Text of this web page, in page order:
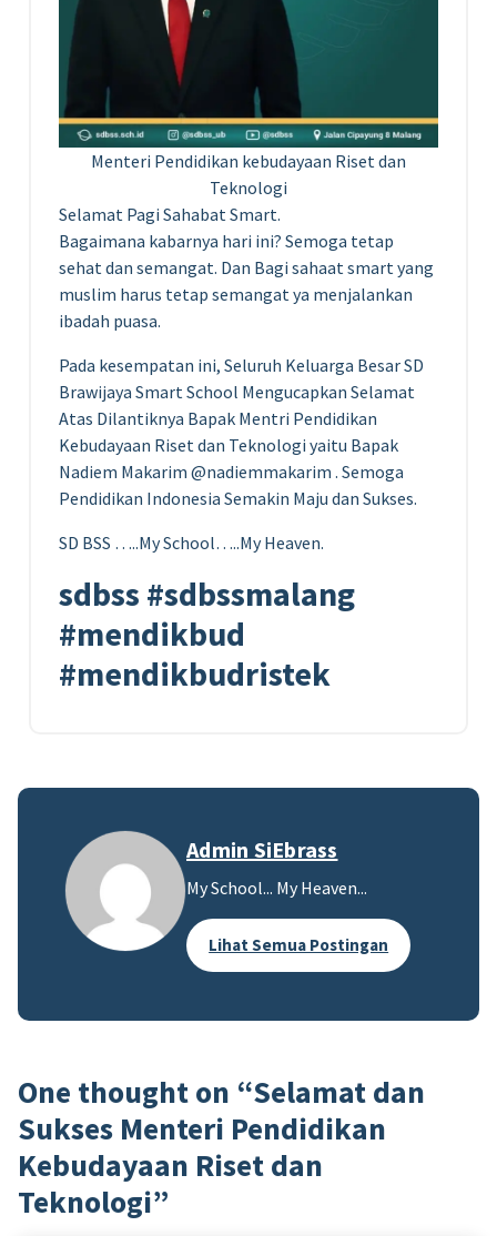
Menteri Pendidikan kebudayaan Riset dan
Teknologi
Selamat Pagi Sahabat Smart.
Bagaimana kabarnya hari ini? Semoga tetap
sehat dan semangat. Dan Bagi sahaat smart yang
muslim harus tetap semangat ya menjalankan
ibadah puasa.
Pada kesempatan ini, Seluruh Keluarga Besar SD
Brawijaya Smart School Mengucapkan Selamat
Atas Dilantiknya Bapak Mentri Pendidikan
Kebudayaan Riset dan Teknologi yaitu Bapak
Nadiem Makarim @nadiemmakarim . Semoga
Pendidikan Indonesia Semakin Maju dan Sukses.
SD BSS …..My School…..My Heaven.
sdbss #sdbssmalang
#mendikbud
#mendikbudristek
Admin SiEbrass
My School... My Heaven...
Lihat Semua Postingan
One thought on “Selamat dan
Sukses Menteri Pendidikan
Kebudayaan Riset dan
Teknologi”